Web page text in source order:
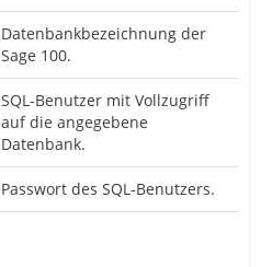
Datenbankbezeichnung der
Sage 100.
SQL-Benutzer mit Vollzugriff
auf die angegebene
Datenbank.
Passwort des SQL-Benutzers.